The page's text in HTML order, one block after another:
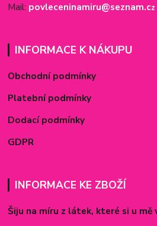
Mail: povleceninamiru@seznam.cz
INFORMACE K NÁKUPU
Obchodní podmínky
Platební podmínky
Dodací podmínky
GDPR
INFORMACE KE ZBOŽÍ
Šiju na míru z látek, které si u mě